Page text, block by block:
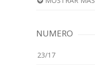
NUMERO
23/17